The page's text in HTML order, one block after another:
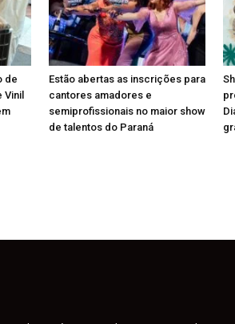
de
Estão abertas as inscrições para
cantores amadores e
semiprofissionais no maior show
de talentos do Paraná